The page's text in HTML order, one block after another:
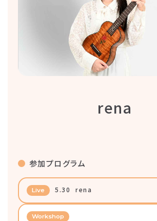
rena
参加プログラム
Live 5.30 rena
Workshop